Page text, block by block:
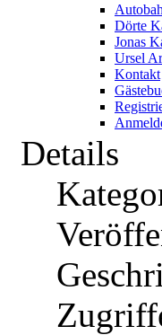
Dörte
Jonas
Ursel
Kontakt
Details